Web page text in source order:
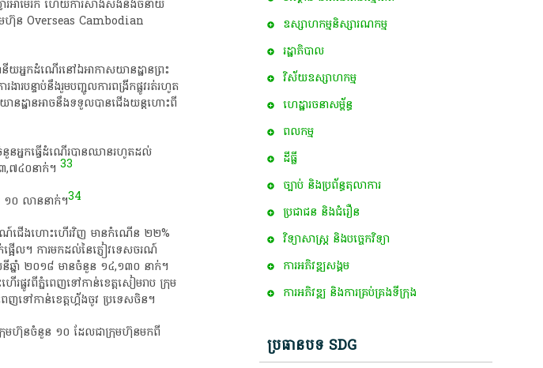
ារ​អា​មេ​រិ​ក​ ហើយ​ការ​សាងសង់​នឹង​ចំនាយ​
ហ៊ុន​ Overseas​ Cambodian​
ានីយ​អ្នកដំណើរ​នៅ​ឯអាកាស​យានដ្ឋាន​ព្រះ​
បន្ទាប់​នឹង​រួម​ប​ញ្ជូ​ល​ការ​ពង្រីក​ផ្លូវ​រត់​រហូត​
ានដ្ឋាន​អាច​នឹង​ទទួល​បាន​ជើង​យន្តហោះ​ពី​
នួន​អ្នក​ធ្វើ​ដំណើរ​បាន​ឈាន​រហូត​ដល់​
,៧៤០​នាក់​។​ 33
១០​ លាន​នាក់​។​34
ណ៍​ជើងហោះហើរ​វិញ​ មាន​កំណើន​ ២២%​
អើល​។​ ការ​មក​ដល់​នៃ​ភ្ញៀវ​ទេសចរណ៍​
ឆ្នាំ​ ២០១៨​ មាន​ចំនួន​ ១៤,១៣០​ នាក់​។​
ផ្លូវ​ពី​ភ្នំពេញ​ទៅ​កាន់​ខេត្តសៀមរាប​ ក្រុម
ទៅ​កាន់​ខេត្ត​ហ្គ័​ង​ចូ​វ​ ប្រទេស​ចិន​។​
រុមហ៊ុន​ចំនួន​ ១០​ ដែល​ជា​ក្រុមហ៊ុន​មក​ពី​
ឧស្សាហកម្មនិស្សារណកម្ម
រដ្ឋាភិបាល
វិស័យឧស្សាហកម្ម
ហេដ្ឋារចនាសម្ព័ន្ធ
ពល​កម្ម
ដីធ្លី
ច្បាប់ និងប្រព័ន្ធតុលាការ
ប្រជាជន និងជំរឿន
វិទ្យាសាស្ត្រ និងបច្ចេកវិទ្យា
ការ​អភិវឌ្ឍ​សង្គម
ការអភិវឌ្ឍ និងការគ្រប់គ្រងទីក្រុង
ប្រធានបទ SDG